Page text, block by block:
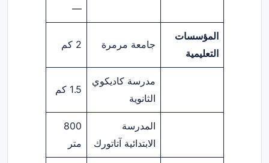
—
المؤسسات
التعليمية
جامعة مرمرة 2 كم
مدرسة كاديكوي
الثانوية
1.5 كم
المدرسة
الابتدائية آتاتورك
800
متر